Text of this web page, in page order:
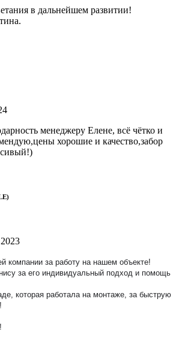
в дальнейшем развитии!
менеджеру Елене, всё чётко и
хорошие и качество,забор
компании за работу на нашем объекте!
за его индивидуальный подход и помощь
которая работала на монтаже, за быструю